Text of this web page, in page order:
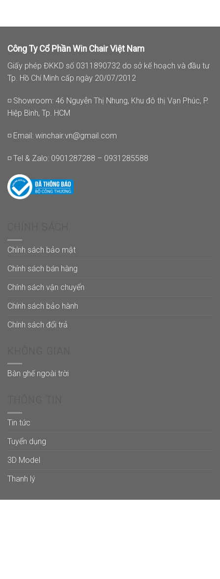
Công Ty Cổ Phần Win Chair Việt Nam
Giấy phép ĐKKD số 0311890732 do sở kế hoạch và đầu tư
Tp. Hồ Chí Minh cấp ngày 20/07/2012
◽ Showroom: 46 Nguyễn Thị Nhung, Khu đô thị Vạn Phúc, P.
Hiệp Bình, Tp. HCM
◽ Email: winchair.vn@gmail.com
◽ Tel & Zalo: 0901287288 – 0931285588
Chính sách bảo mật
Chính sách bán hàng
Chính sách vận chuyển
Chính sách bảo hành
Chính sách đổi trả
Bàn ghế ngoài trời
Tin tức
Tuyển dụng
3D Model
Thanh lý